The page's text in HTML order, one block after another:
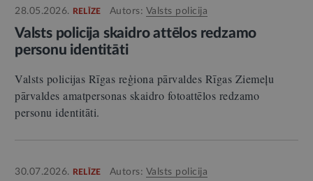
28.05.2026. RELĪZE Autors: Valsts policija
Valsts policija skaidro attēlos redzamo
personu identitāti
Valsts policijas Rīgas reģiona pārvaldes Rīgas Ziemeļu
pārvaldes amatpersonas skaidro fotoattēlos redzamo
personu identitāti.
30.07.2026. RELĪZE Autors: Valsts policija